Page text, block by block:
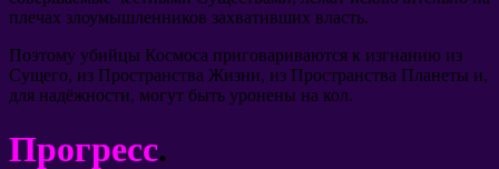
плечах злоумышленников захвативших власть.
Поэтому убийцы Космоса приговариваются к изгнанию из
Сущего, из Пространства Жизни, из Пространства Планеты и,
для надёжности, могут быть уронены на кол.
Прогресс.